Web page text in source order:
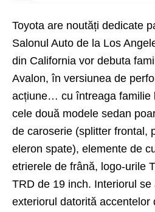
Toyota are noutăți dedicate
Salonul Auto de la Los
din California vor debuta
Avalon, în versiunea de
acțiune… cu întreaga familie
cele două modele sedan
de caroserie (splitter frontal,
eleron spate), elemente de
etrierele de frână, logo-urile
TRD de 19 inch. Interiorul se
exteriorul datorită accentelor